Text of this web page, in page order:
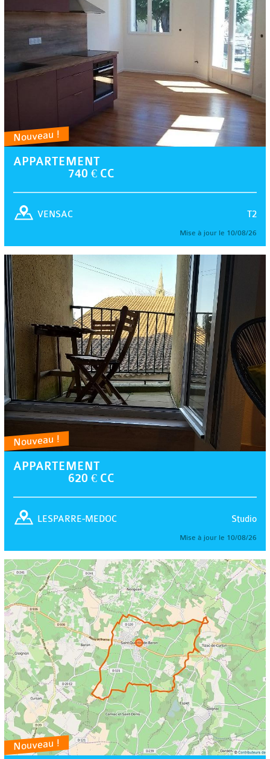
Nouveau !
APPARTEMENT
740 € CC
T2
VENSAC
Mise à jour le 10/08/26
Nouveau !
APPARTEMENT
620 € CC
Studio
LESPARRE-MEDOC
Mise à jour le 10/08/26
Nouveau !